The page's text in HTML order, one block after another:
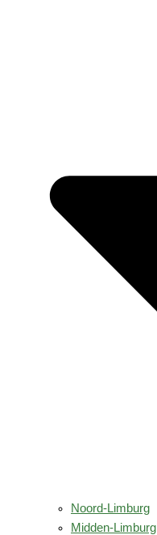
Noord-Limburg
Midden-Limburg